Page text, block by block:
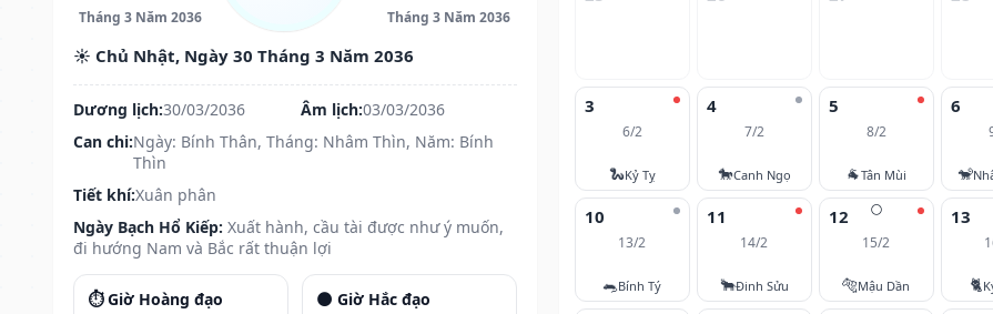
Tháng 3 Năm 2036 Tháng 3 Năm 2036
☀️ Chủ Nhật, Ngày 30 Tháng 3 Năm 2036
Dương lịch:30/03/2036 Âm lịch:03/03/2036
Can chi:Ngày: Bính Thân, Tháng: Nhâm Thìn, Năm: Bính
Thìn
Tiết khí:Xuân phân
Ngày Bạch Hổ Kiếp: Xuất hành, cầu tài được như ý muốn,
đi hướng Nam và Bắc rất thuận lợi
⏱️ Giờ Hoàng đạo 🌑 Giờ Hắc đạo
3
6/2
🐍Kỷ Tỵ
4
7/2
🐎Canh Ngọ
5
8/2
🐐Tân Mùi
6
🐒
10
13/2
🐀Bính Tý
11
14/2
🐂Đinh Sửu
🌕
12
15/2
🐅Mậu Dần
13
🐈